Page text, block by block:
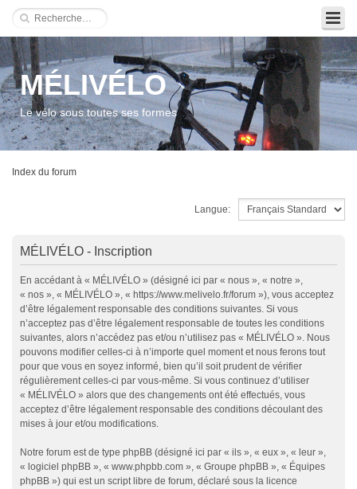
MÉLIVÉLO
Le vélo sous toutes ses formes
Index du forum
Langue:
MÉLIVÉLO - Inscription
En accédant à « MÉLIVÉLO » (désigné ici par « nous », « notre »,
« nos », « MÉLIVÉLO », « https://www.melivelo.fr/forum »), vous acceptez
d’être légalement responsable des conditions suivantes. Si vous
n’acceptez pas d’être légalement responsable de toutes les conditions
suivantes, alors n’accédez pas et/ou n’utilisez pas « MÉLIVÉLO ». Nous
pouvons modifier celles-ci à n’importe quel moment et nous ferons tout
pour que vous en soyez informé, bien qu’il soit prudent de vérifier
régulièrement celles-ci par vous-même. Si vous continuez d’utiliser
« MÉLIVÉLO » alors que des changements ont été effectués, vous
acceptez d’être légalement responsable des conditions découlant des
mises à jour et/ou modifications.
Notre forum est de type phpBB (désigné ici par « ils », « eux », « leur »,
« logiciel phpBB », « www.phpbb.com », « Groupe phpBB », « Équipes
phpBB ») qui est un script libre de forum, déclaré sous la licence